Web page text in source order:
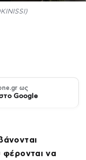
ως
Google
φέρονται να